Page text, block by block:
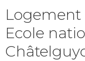
Ecole